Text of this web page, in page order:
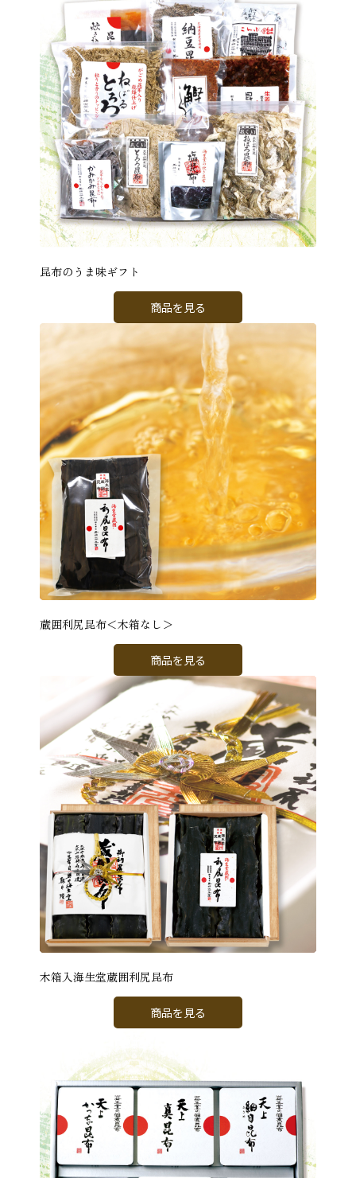
昆布のうま味ギフト
商品を見る
蔵囲利尻昆布＜木箱なし＞
商品を見る
木箱入海生堂蔵囲利尻昆布
商品を見る